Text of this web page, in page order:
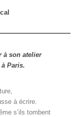
à son atelier
Paris.
à écrire.
s’ils tombent